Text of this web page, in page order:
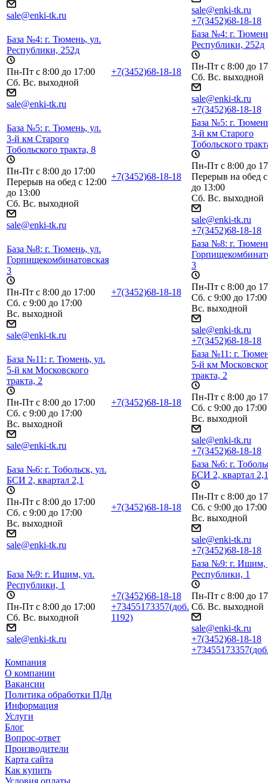
sale@enki-tk.ru
sale@enki-tk.ru
+7(3452)68-18-18
База №4: г. Тюмень, ул.
Республики, 252д
Пн-Пт с 8:00 до 17:00
Сб. Вс. выходной
sale@enki-tk.ru
+7(3452)68-18-18
База №4: г.
Республики, 252д
Пн-Пт с 8:00 до
Сб. Вс. выходной
sale@enki-tk.ru
+7(3452)68-18-18
База №5: г. Тюмень, ул.
3-й км Старого
Тобольского тракта, 8
Пн-Пт с 8:00 до 17:00
Перерыв на обед с 12:00
до 13:00
Сб. Вс. выходной
sale@enki-tk.ru
+7(3452)68-18-18
База №5: г.
3-й км Старого
Тобольского
Пн-Пт с 8:00 до
Перерыв на обед
до 13:00
Сб. Вс. выходной
sale@enki-tk.ru
+7(3452)68-18-18
База №8: г. Тюмень, ул.
Горпищекомбинатовская
3
Пн-Пт с 8:00 до 17:00
Сб. с 9:00 до 17:00
Вс. выходной
sale@enki-tk.ru
+7(3452)68-18-18
База №8: г.
3
Пн-Пт с 8:00 до
Сб. с 9:00 до 17:00
Вс. выходной
sale@enki-tk.ru
+7(3452)68-18-18
База №11: г. Тюмень, ул.
5-й км Московского
тракта, 2
Пн-Пт с 8:00 до 17:00
Сб. с 9:00 до 17:00
Вс. выходной
sale@enki-tk.ru
+7(3452)68-18-18
База №11: г.
5-й км
тракта, 2
Пн-Пт с 8:00 до
Сб. с 9:00 до 17:00
Вс. выходной
sale@enki-tk.ru
+7(3452)68-18-18
База №6: г. Тобольск, ул.
БСИ 2, квартал 2,1
Пн-Пт с 8:00 до 17:00
Сб. с 9:00 до 17:00
Вс. выходной
sale@enki-tk.ru
+7(3452)68-18-18
База №6: г.
БСИ 2, квартал 2,1
Пн-Пт с 8:00 до
Сб. с 9:00 до 17:00
Вс. выходной
sale@enki-tk.ru
+7(3452)68-18-18
База №9: г. Ишим, ул.
Республики, 1
Пн-Пт с 8:00 до 17:00
Сб. Вс. выходной
sale@enki-tk.ru
+7(3452)68-18-18
+73455173357(доб.
1192)
База №9: г. Ишим,
Республики, 1
Пн-Пт с 8:00 до
Сб. Вс. выходной
sale@enki-tk.ru
+7(3452)68-18-18
Компания
О компании
Вакансии
Политика обработки ПДн
Информация
Услуги
Блог
Вопрос-ответ
Производители
Карта сайта
Как купить